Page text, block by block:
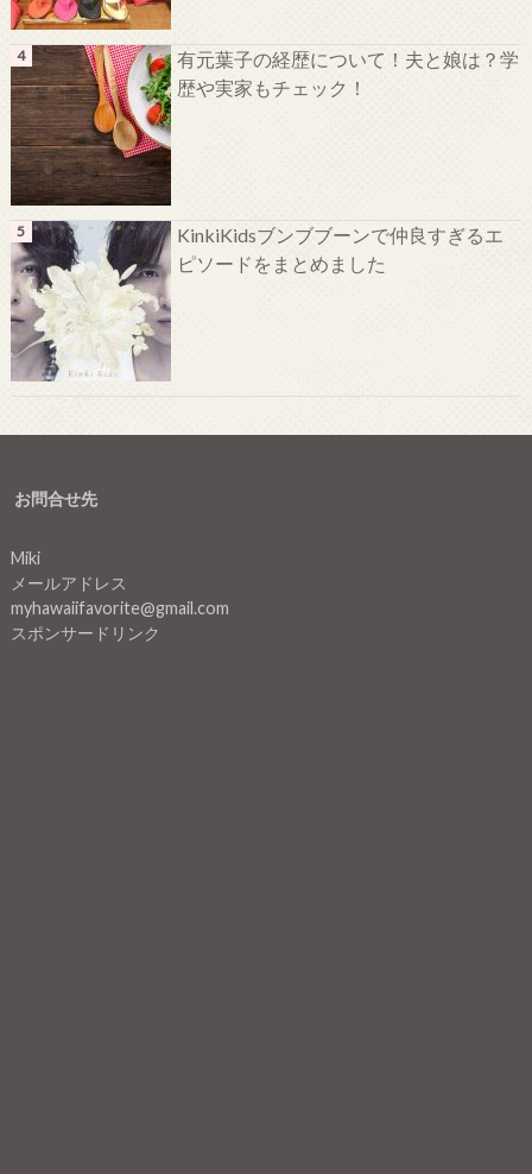
有元葉子の経歴について！夫と娘は？学
歴や実家もチェック！
KinkiKidsブンブブーンで仲良すぎるエ
ピソードをまとめました
お問合せ先
Miki
メールアドレス
myhawaiifavorite@gmail.com
スポンサードリンク